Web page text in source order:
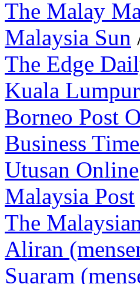
The Malay
Malaysia Sun
The Edge
Kuala
Borneo Post
Business
Utusan Online
Malaysia Post
The
Aliran
Suaram